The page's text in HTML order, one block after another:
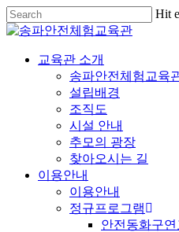
Hit
교육관 소개
송파안전체험교육
설립배경
조직도
시설 안내
추모의 광장
찾아오시는 길
이용안내
이용안내
정규프로그램
안전동화구연